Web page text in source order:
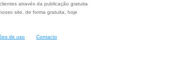
através da publicação gratuita
site, de forma gratuita, hoje
de uso Contacto